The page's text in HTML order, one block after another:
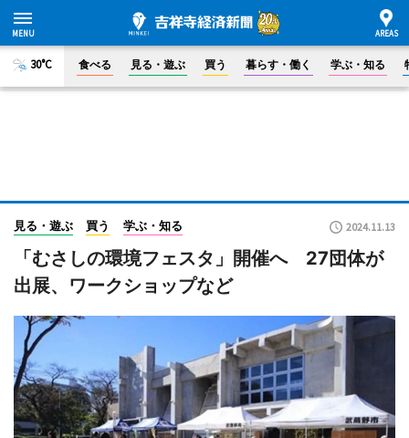
30°C 食べる 見る・遊ぶ 買う 暮らす・働く 学ぶ・知る
見る・遊ぶ 買う 学ぶ・知る 2024.11.13
「むさしの環境フェスタ」開催へ 27団体が
出展、ワークショップなど